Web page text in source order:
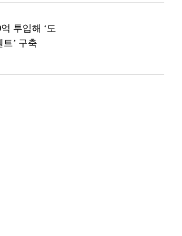
투입해 ‘도
’ 구축